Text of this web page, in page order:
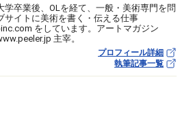
学卒業後、OLを経て、一般・美術専門を問
サイトに美術を書く・伝える仕事
をしています。アートマガジン
主宰。
プロフィール詳細
執筆記事一覧